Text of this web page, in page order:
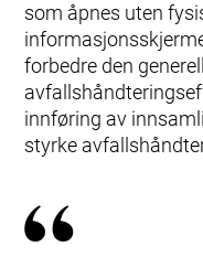
som åpnes uten
forbedre den
innføring av
styrke